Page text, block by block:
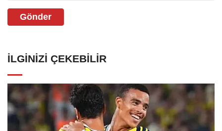
Gönder
İLGINIZI ÇEKEBILIR